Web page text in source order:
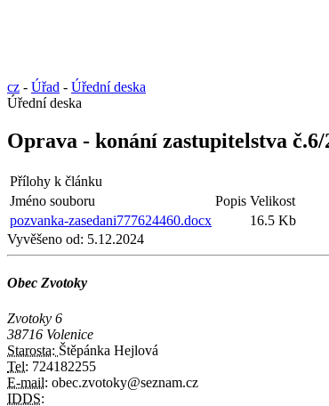
cz - Úřad - Úřední deska
Úřední deska
Oprava - konání zastupitelstva č.6/
Přílohy k článku
Jméno souboru
Popis Velikost
pozvanka-zasedani777624460.docx
16.5 Kb
Vyvěšeno od: 5.12.2024
Obec Zvotoky
Zvotoky 6
38716 Volenice
Starosta: Štěpánka Hejlová
Tel: 724182255
E-mail: obec.zvotoky@seznam.cz
IDDS: